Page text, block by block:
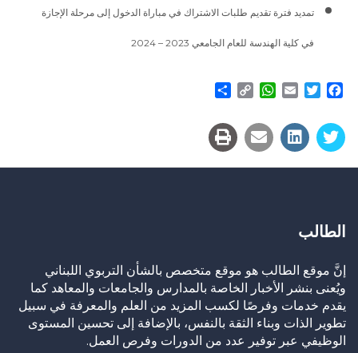
تمديد فترة تقديم طلبات الاشتراك في مباراة الدخول إلى مرحلة الإجازة
في كلية الهندسة للعام الجامعي 2023 – 2024
Facebook
Twitter
Email
WhatsApp
Copy
الطالب
إنَّ موقع الطالب هو موقع متخصص بالشأن التربوي اللبناني
ويُعنى بنشر الأخبار الخاصة بالمدارس والجامعات والمعاهد كما
يقدم خدمات وفرصًا لكسب المزيد من العلم والمعرفة في سبيل
تطوير الذات وبناء الثقة بالنفس، بالإضافة إلى تحسين المستوى
الوظيفي عبر توفير عدد من الدورات وفرص العمل.